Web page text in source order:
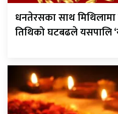
धनतेरसका साथ मिथिलामा
तिथिको घटबढले यसपालि